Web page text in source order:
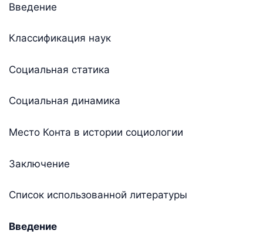
Введение
Классификация наук
Социальная статика
Социальная динамика
Место Конта в истории социологии
Заключение
Список использованной литературы
Введение